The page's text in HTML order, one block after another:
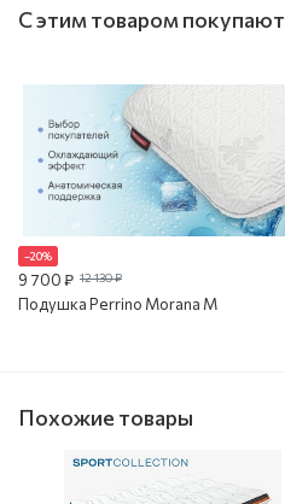
С этим товаром покупают
–20%
9 700 ₽ 12 130 ₽
Подушка Perrino Morana M
Похожие товары